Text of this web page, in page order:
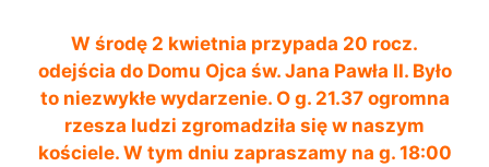
W środę 2 kwietnia przypada 20 rocz.
odejścia do Domu Ojca św. Jana Pawła II.Było
to niezwykłe wydarzenie. O g. 21.37ogromna
rzesza ludzi zgromadziła się w naszym
kościele. W tym dniu zapraszamyna g. 18:00